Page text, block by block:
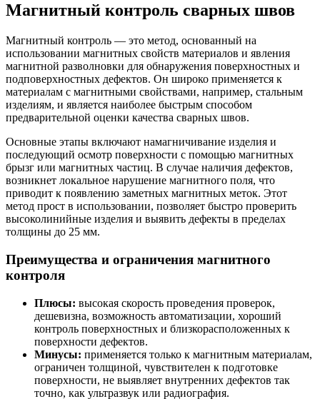
Магнитный контроль сварных швов
Магнитный контроль — это метод, основанный на
использовании магнитных свойств материалов и явления
магнитной разволновки для обнаружения поверхностных и
подповерхностных дефектов. Он широко применяется к
материалам с магнитными свойствами, например, стальным
изделиям, и является наиболее быстрым способом
предварительной оценки качества сварных швов.
Основные этапы включают намагничивание изделия и
последующий осмотр поверхности с помощью магнитных
брызг или магнитных частиц. В случае наличия дефектов,
возникнет локальное нарушение магнитного поля, что
приводит к появлению заметных магнитных меток. Этот
метод прост в использовании, позволяет быстро проверить
высоколинийные изделия и выявить дефекты в пределах
толщины до 25 мм.
Преимущества и ограничения магнитного
контроля
Плюсы: высокая скорость проведения проверок,
дешевизна, возможность автоматизации, хороший
контроль поверхностных и близкорасположенных к
поверхности дефектов.
Минусы: применяется только к магнитным материалам,
ограничен толщиной, чувствителен к подготовке
поверхности, не выявляет внутренних дефектов так
точно, как ультразвук или радиография.